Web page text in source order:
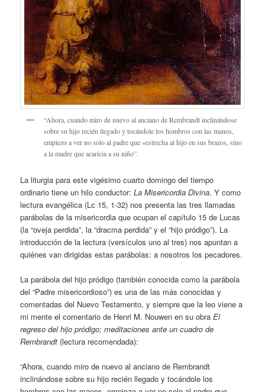
“Ahora, cuando miro de nuevo al anciano de Rembrandt inclinándose
sobre su hijo recién llegado y tocándole los hombros con las manos,
empiezo a ver no solo al padre que «estrecha al hijo en sus brazos, sino
a la madre que acaricia a su niño”.
La liturgia para este vigésimo cuarto domingo del tiempo
ordinario tiene un hilo conductor:La Misericordia Divina. Y como
lectura evangélica (Lc 15, 1-32) nos presenta las tres llamadas
parábolas de la misericordia que ocupan el capítulo 15 de Lucas
(la “oveja perdida”, la “dracma perdida” y el “hijo pródigo”). La
introducción de la lectura (versículos uno al tres) nos apuntan a
quiénes van dirigidas estas parábolas: a nosotros los pecadores.
La parábola del hijo pródigo (también conocida como la parábola
del “Padre misericordioso”) es una de las más conocidas y
comentadas del Nuevo Testamento, y siempre que la leo viene a
mi mente el comentario de Henri M. Nouwen en su obraEl
regreso del hijo pródigo; meditaciones ante un cuadro de
Rembrandt (lectura recomendada):
“Ahora, cuando miro de nuevo al anciano de Rembrandt
inclinándose sobre su hijo recién llegado y tocándole los